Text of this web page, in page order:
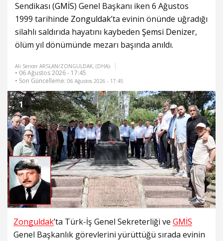
Sendikası (GMİS) Genel Başkanı iken 6 Ağustos
1999 tarihinde Zonguldak’ta evinin önünde uğradığı
silahlı saldırıda hayatını kaybeden Şemsi Denizer,
ölüm yıl dönümünde mezarı başında anıldı.
Ali Sencer ARSLAN/ZONGULDAK, (DHA)-
• 06 Ağustos 2026 - 17:45
• Son Güncelleme: 06 Ağustos 2026 - 17:45
1
Zonguldak’ta Türk-İş Genel Sekreterliği ve GMİS
Genel Başkanlık görevlerini yürüttüğü sırada evinin